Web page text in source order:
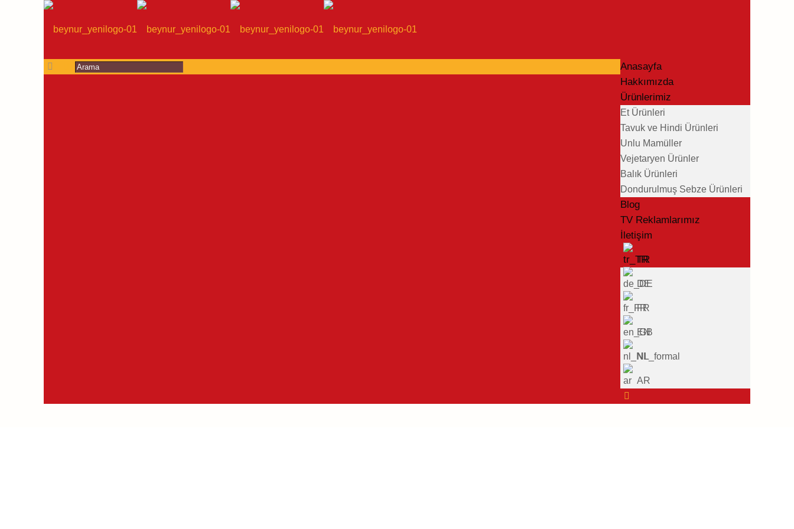
Anasayfa
Hakkımızda
Ürünlerimiz
Et Ürünleri
Tavuk ve Hindi Ürünleri
Unlu Mamüller
Vejetaryen Ürünler
Balık Ürünleri
Dondurulmuş Sebze Ürünleri
Blog
TV Reklamlarımız
İletişim
TR
DE
FR
EN
NL
AR